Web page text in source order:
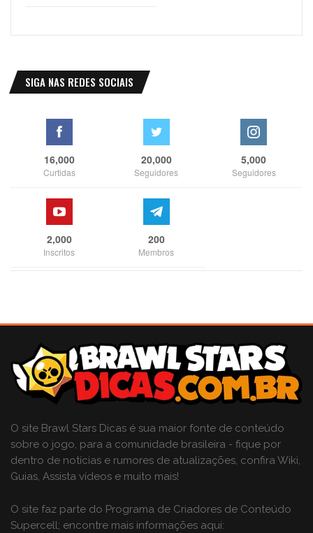
SIGA NAS REDES SOCIAIS
16,000
Curtidas
20,000
Seguidores
5,000
Seguidores
2,000
Inscritos
200
Membros
O site Brawl Stars Dicas é sua maior fonte de conteúdo
sobre o jogo, para a comunidade brasileira - fique por
dentro de notícias e rumores de atualizações, confira Wiki,
Guias, Assista vídeos e muito mais!
O site faz parte do Programa de Criadores de Conteúdo
Supercell; encontre mais informações aqui: